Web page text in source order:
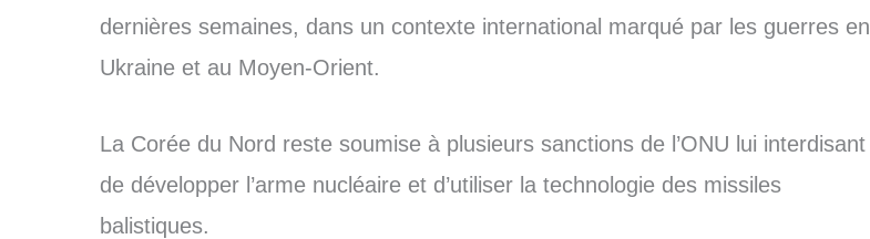
dernières semaines, dans un contexte international marqué par les guerres en
Ukraine et au Moyen-Orient.
La Corée du Nord reste soumise à plusieurs sanctions de l’ONU lui interdisant
de développer l’arme nucléaire et d’utiliser la technologie des missiles
balistiques.